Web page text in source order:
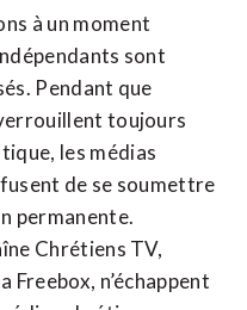
à un moment
sont
Pendant que
toujours
les médias
de se soumettre
permanente.
Chrétiens TV,
Freebox, n’échappent